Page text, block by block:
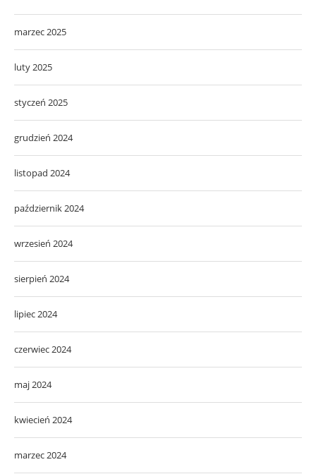
marzec 2025
luty 2025
styczeń 2025
grudzień 2024
listopad 2024
październik 2024
wrzesień 2024
sierpień 2024
lipiec 2024
czerwiec 2024
maj 2024
kwiecień 2024
marzec 2024